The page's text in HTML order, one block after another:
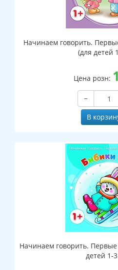
Начинаем говорить.
(для детей
Цена розн:
−
В
Начинаем говорить.
детей 1-